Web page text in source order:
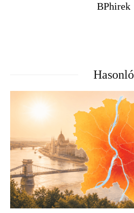
BPhirek
Hasonló